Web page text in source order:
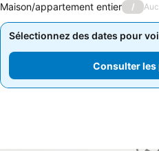
Maison/appartement entier /
Sélectionnez des dates pour
Consulter
Sélectionnez des dates pour
Consulter les